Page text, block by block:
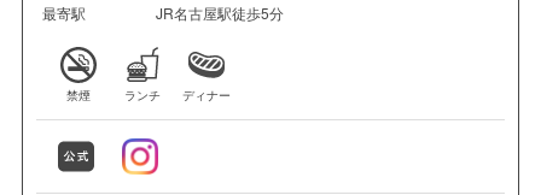
最寄駅
JR名古屋駅徒歩5分
禁煙 ランチ ディナー